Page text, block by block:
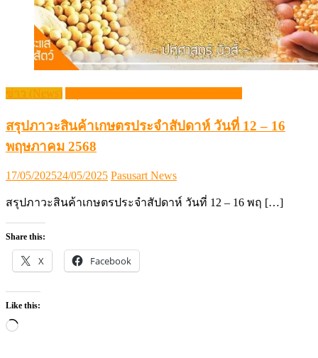
ข่าว (News)
สรุปภาวะสินค้าเกษตรประจำสัปดาห์ วันที่ 12 – 16
พฤษภาคม 2568
Posted
17/05/202524/05/2025 Author
Pasusart News
สรุปภาวะสินค้าเกษตรประจำสัปดาห์ วันที่ 12 – 16 พฤ […]
Share this:
X Facebook
Like this:
Loading…